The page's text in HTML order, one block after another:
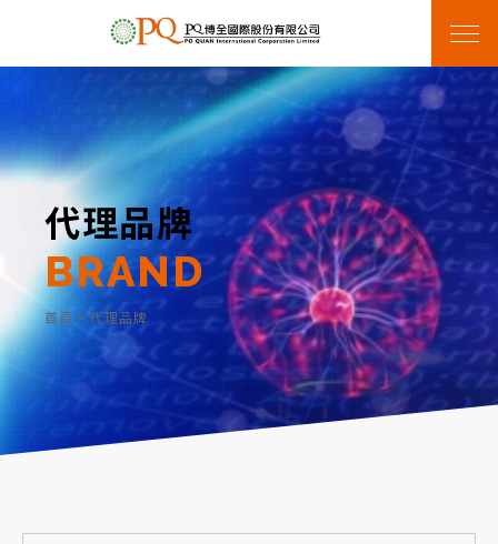
代理品牌
BRAND
首頁 > 代理品牌